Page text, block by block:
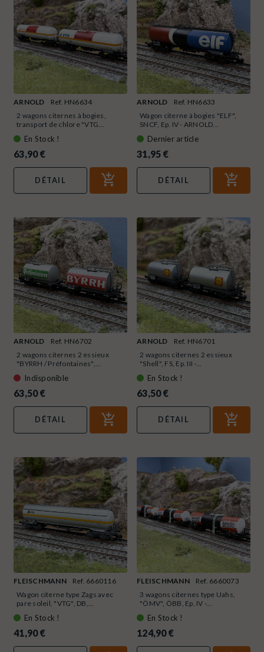
ARNOLD
Ref. HN6634
2 wagons citernes à bogies,
transport de chlore "VTG...
En Stock !
63,90 €
DÉTAIL
ARNOLD
Ref. HN6633
Wagon citerne à bogies "ELF",
SNCF, Ep. IV - ARNOLD...
Dernier article
31,95 €
DÉTAIL
ARNOLD
Ref. HN6702
2 wagons citernes 2 essieux
"BYRRH / Préfontaines",...
Indisponible
63,50 €
DÉTAIL
ARNOLD
Ref. HN6701
2 wagons citernes 2 essieux
"Shell", FS, Ep. III -...
En Stock !
63,50 €
DÉTAIL
FLEISCHMANN
Ref. 6660116
Wagon citerne type Zags avec
pare soleil, "VTG", DB,...
En Stock !
41,90 €
FLEISCHMANN
Ref. 6660073
3 wagons citernes type Uahs,
"ÖMV", ÖBB, Ep. IV -...
En Stock !
124,90 €